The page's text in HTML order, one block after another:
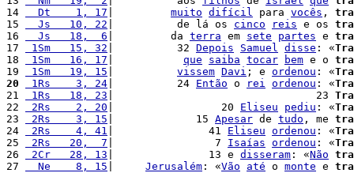
14
  Dt    1, 17
muito difícil para vocês ,
15
  Js   10, 22
|          de lá os cinco reis e os
16
  Js   18,  6
|         da terra em sete partes e
17
1Sm   15, 32 |          32 Depois Samuel disse : «
18
1Sm   16, 17 que saiba tocar bem e o
19
1Sm   19, 15 vissem Davi ; e ordenou : «
20
1Rs    3, 24 |          24 Então o rei ordenou : «
21
1Rs   18, 23 |                                23
22
2Rs    2, 20 |                 20 Eliseu pediu : «
23
2Rs    3, 15 |             15 Apesar de tudo , me
24
2Rs    4, 41 |               41 Eliseu ordenou : «
25
2Rs   20,  7 |                7 Isaías ordenou : «
26
2Cr   28, 13 |               13 e disseram : «Não
27
  Ne    8, 15
Jerusalém : «Vão até o monte e